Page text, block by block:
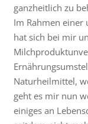
ganzheitlich zu
Im Rahmen
hat sich bei mir
Naturheilmittel,
geht es mir nun
einiges an